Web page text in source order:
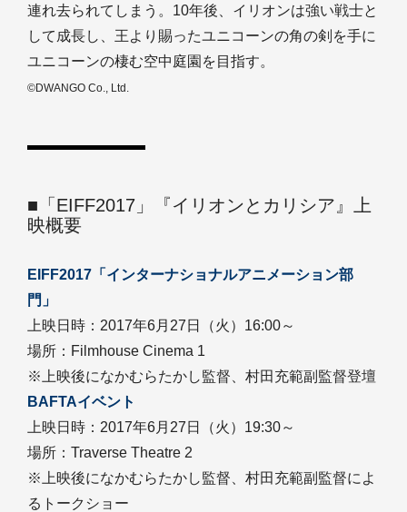
連れ去られてしまう。10年後、イリオンは強い戦士と
して成長し、王より賜ったユニコーンの角の剣を手に
ユニコーンの棲む空中庭園を目指す。
©DWANGO Co., Ltd.
■「EIFF2017」『イリオンとカリシア』上
映概要
EIFF2017「インターナショナルアニメーション部
門」
上映日時：2017年6月27日（火）16:00～
場所：Filmhouse Cinema 1
※上映後になかむらたかし監督、村田充範副監督登壇
BAFTAイベント
上映日時：2017年6月27日（火）19:30～
場所：Traverse Theatre 2
※上映後になかむらたかし監督、村田充範副監督によ
るトークショー